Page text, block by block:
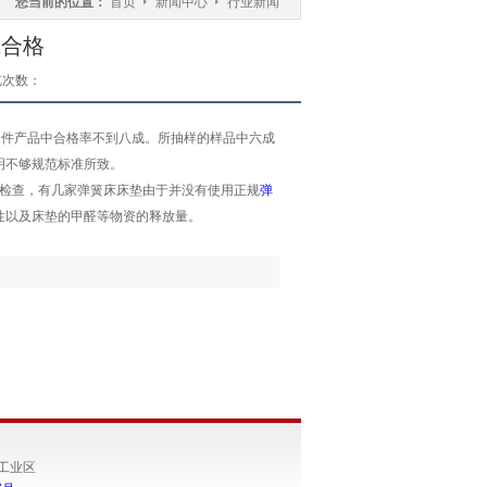
格
数：
品中合格率不到八成。所抽样的样品中六成
够规范标准所致。
，有几家弹簧床床垫由于并没有使用正规弹
及床垫的甲醛等物资的释放量。
业区